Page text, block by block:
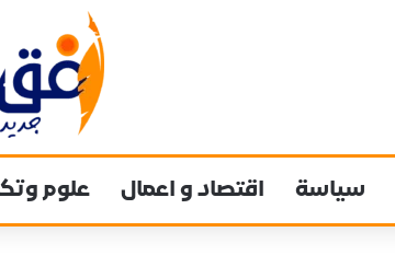
سياسة اقتصاد و اعمال علوم